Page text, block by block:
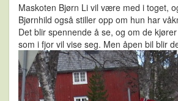
Maskoten Bjørn Li vil være med i toget,
Bjørnhild også stiller opp om hun har
Det blir spennende å se, og om de
som i fjor vil vise seg. Men åpen bil blir